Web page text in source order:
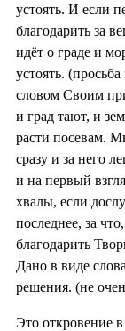
устоять. И если
благодарить за
идёт о граде и
устоять.
словом Своим
и град тают, и
расти посевам.
сразу и за него
и на первый
хвалы, если
последнее, за
благодарить
Дано в виде
решения. (не
Это откровение